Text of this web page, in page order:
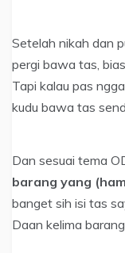
Setelah nikah dan
pergi bawa tas,
Tapi kalau pas
kudu bawa tas
Dan sesuai tema
barang yang
banget sih isi tas
Daan kelima